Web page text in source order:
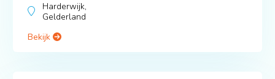
Harderwijk,
Gelderland
Bekijk